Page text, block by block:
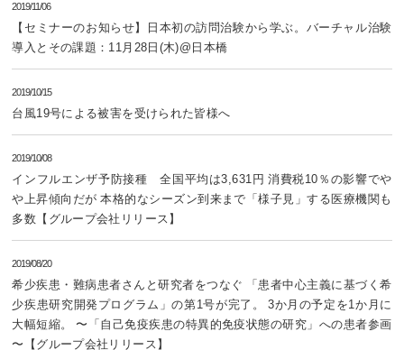
2019/11/06
【セミナーのお知らせ】日本初の訪問治験から学ぶ。バーチャル治験
導入とその課題：11月28日(木)@日本橋
2019/10/15
台風19号による被害を受けられた皆様へ
2019/10/08
インフルエンザ予防接種 全国平均は3,631円 消費税10％の影響でや
や上昇傾向だが 本格的なシーズン到来まで「様子見」する医療機関も
多数【グループ会社リリース】
2019/08/20
希少疾患・難病患者さんと研究者をつなぐ 「患者中心主義に基づく希
少疾患研究開発プログラム」の第1号が完了。 3か月の予定を1か月に
大幅短縮。 〜「自己免疫疾患の特異的免疫状態の研究」への患者参画
〜【グループ会社リリース】